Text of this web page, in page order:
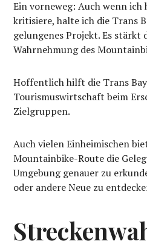
Ein vorneweg: Auch wenn ich
kritisiere, halte ich die Trans
gelungenes Projekt. Es stärkt
Wahrnehmung des
Hoffentlich hilft die Trans
Tourismuswirtschaft beim
Zielgruppen.
Auch vielen Einheimischen
Mountainbike-Route die
Umgebung genauer zu
oder andere Neue zu